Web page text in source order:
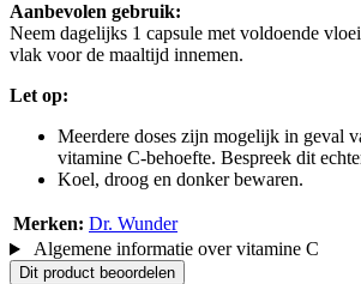
Aanbevolen gebruik:
Neem dagelijks 1 capsule met voldoende
vlak voor de maaltijd innemen.
Let op:
Meerdere doses zijn mogelijk in geval
vitamine C-behoefte. Bespreek dit
Koel, droog en donker bewaren.
Merken: Dr. Wunder
Algemene informatie over vitamine C
Dit product beoordelen